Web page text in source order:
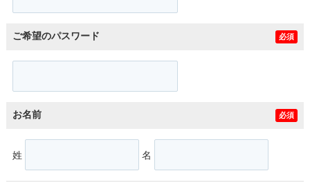
ご希望のパスワード 必須
お名前 必須
姓 名